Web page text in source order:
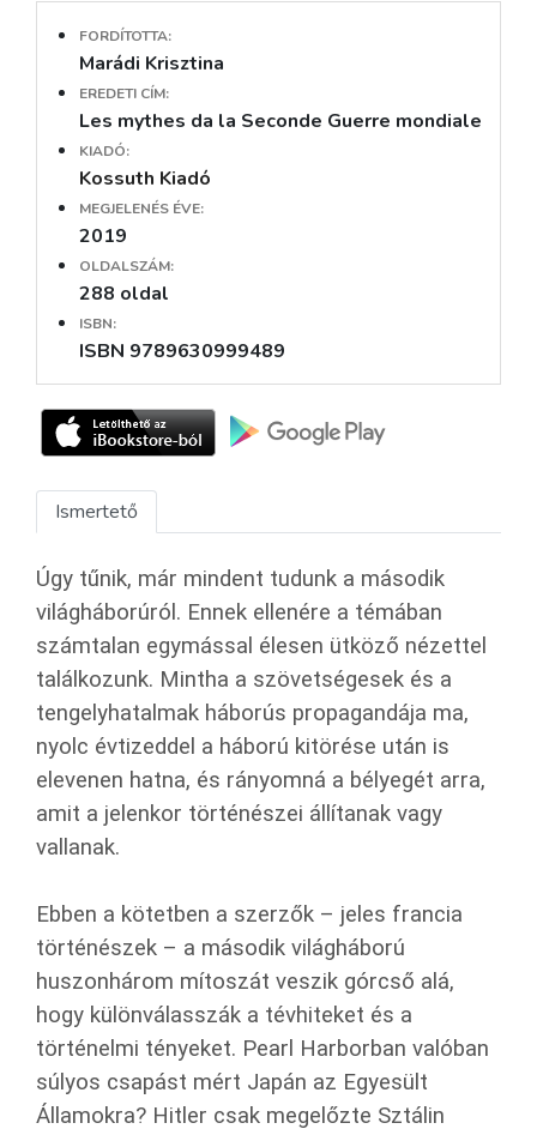
FORDÍTOTTA:
Marádi Krisztina
EREDETI CÍM:
Les mythes da la Seconde Guerre mondiale
KIADÓ:
Kossuth Kiadó
MEGJELENÉS ÉVE:
2019
OLDALSZÁM:
288 oldal
ISBN:
ISBN 9789630999489
Ismertető
Úgy tűnik, már mindent tudunk a második
világháborúról. Ennek ellenére a témában
számtalan egymással élesen ütköző nézettel
találkozunk. Mintha a szövetségesek és a
tengelyhatalmak háborús propagandája ma,
nyolc évtizeddel a háború kitörése után is
elevenen hatna, és rányomná a bélyegét arra,
amit a jelenkor történészei állítanak vagy
vallanak.
Ebben a kötetben a szerzők – jeles francia
történészek – a második világháború
huszonhárom mítoszát veszik górcső alá,
hogy különválasszák a tévhiteket és a
történelmi tényeket. Pearl Harborban valóban
súlyos csapást mért Japán az Egyesült
Államokra? Hitler csak megelőzte Sztálin